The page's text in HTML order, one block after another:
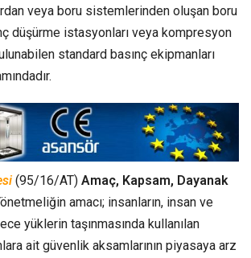
veya boru sistemlerinden oluşan boru
düşürme istasyonları veya kompresyon
standard basınç ekipmanları
(95/16/AT) Amaç, Kapsam, Dayanak
amacı; insanların, insan ve
yüklerin taşınmasında kullanılan
ait güvenlik aksamlarının piyasaya arz